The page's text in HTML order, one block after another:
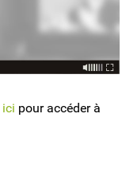
ici pour accéder à